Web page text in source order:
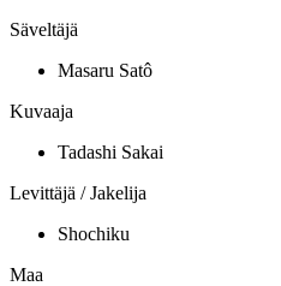
Säveltäjä
Masaru Satô
Kuvaaja
Tadashi Sakai
Levittäjä / Jakelija
Shochiku
Maa